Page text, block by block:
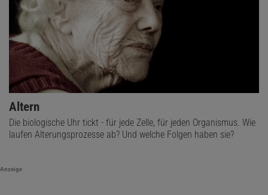
Altern
Die biologische Uhr tickt - für jede Zelle, für jeden Organismus. Wie
laufen Alterungsprozesse ab? Und welche Folgen haben sie?
Anzeige